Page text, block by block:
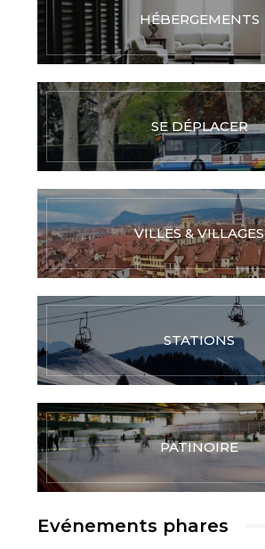
HÉBERGEMENTS
SE DÉPLACER
VILLES & VILLAGES
STATIONS
PATINOIRE
Evénements phares